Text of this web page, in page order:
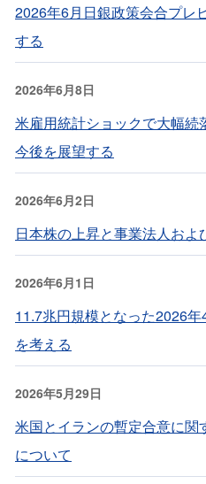
2026年6月日銀政策会合プレ
する
2026年6月8日
米雇用統計ショックで大幅
今後を展望する
2026年6月2日
日本株の上昇と事業法人お
2026年6月1日
11.7兆円規模となった2026
を考える
2026年5月29日
米国とイランの暫定合意に関
について